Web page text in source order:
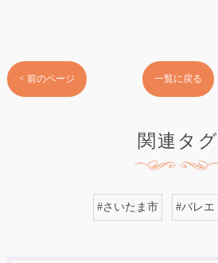
< 前のページ 一覧に戻る
関連タグ
#さいたま市 #バレエ